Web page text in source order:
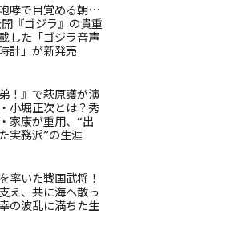
哮で目覚める朝…
『ゴジラ』の貴重
した「ゴジラ音声
計」が新発売
！』で萩原護が演
小堀正次とは？秀
家康が重用、“出
実務派”の生涯
率いた戦国武将！
え、共に海へ散っ
の波乱に満ちた生